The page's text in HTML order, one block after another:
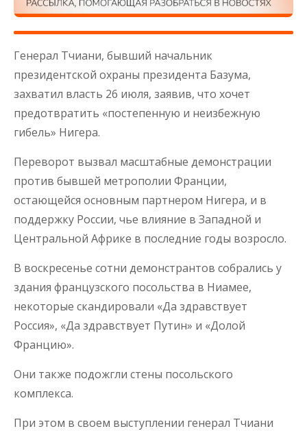
Генерал Тчиани, бывший начальник
президентской охраны президента Базума,
захватил власть 26 июля, заявив, что хочет
предотвратить «постепенную и неизбежную
гибель» Нигера.
Переворот вызвал масштабные демонстрации
против бывшей метрополии Франции,
остающейся основным партнером Нигера, и в
поддержку России, чье влияние в Западной и
Центральной Африке в последние годы возросло.
В воскресенье сотни демонстрантов собрались у
здания французского посольства в Ниамее,
некоторые скандировали «Да здравствует
Россия», «Да здравствует Путин» и «Долой
Францию».
Они также подожгли стены посольского
комплекса.
При этом в своем выступлении генерал Тчиани